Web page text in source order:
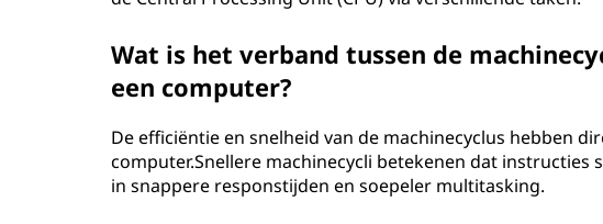
Wat is het verband tussen de
een computer?
De efficiëntie en snelheid van de machinecyclus hebben
computer.Snellere machinecycli betekenen dat
in snappere responstijden en soepeler multitasking.